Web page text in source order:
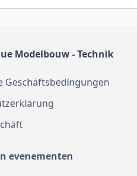
Modelbouw - Technik
Geschäftsbedingungen
evenementen